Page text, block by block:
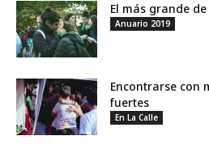
El más grande
Anuario 2019
Encontrarse con
fuertes
En La Calle